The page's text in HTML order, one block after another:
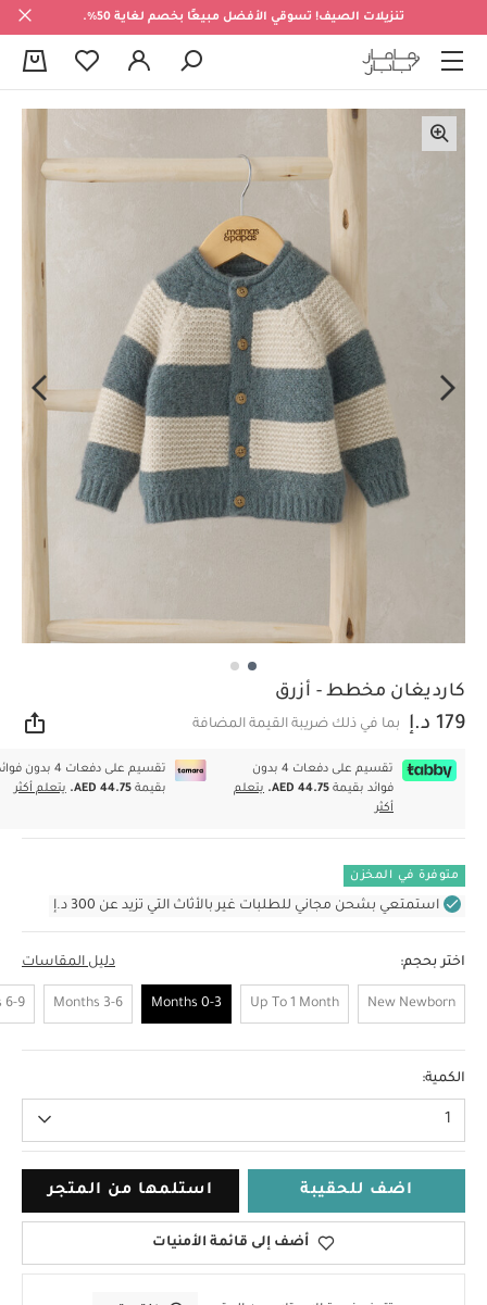
تنزيلات الصيف! تسوقي الأفضل مبيعًا بخصم لغاية 50%.
كارديغان مخطط - أزرق
179 د.إ بما في ذلك ضريبة القيمة المضافة
تقسيم على دفعات 4 بدون
فوائد بقيمة AED 44.75.
يتعلم
أكثر
تقسيم على دفعات 4 بدون
بقيمةAED 44.75. يتعلم أكثر
متوفرة في المخزن
استمتعي بشحن مجاني للطلبات غير بالأثاث التي تزيد عن 300 د.إ
اختر بحجم: دليل المقاسات
New Newborn
Up To 1 Month
0-3 Months
3-6 Months
6-9 Months
الكمية:
1
اضف للحقيبة استلمها من المتجر
أضف إلى قائمة الأمنيات